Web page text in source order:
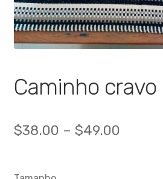
Caminho cravo
$38.00 – $49.00